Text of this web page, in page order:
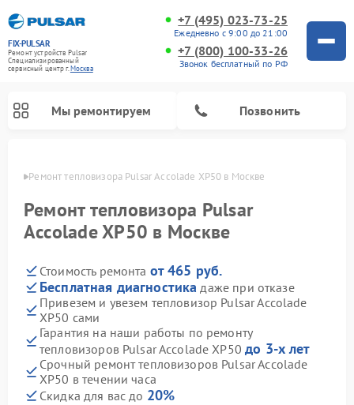
FIX-PULSAR
Ремонт устройств Pulsar
Специализированный
cервисный центр г.Москва
+7 (495) 023-73-25
Ежедневно с 9:00 до 21:00
+7 (800) 100-33-26
Звонок бесплатный по РФ
Мы ремонтируем Позвонить
Ремонт тепловизора Pulsar Accolade XP50 в Москве
Ремонт тепловизора Pulsar
Accolade XP50 в Москве
Стоимость ремонта от 465 руб.
Бесплатная диагностика даже при отказе
Привезем и увезем тепловизор Pulsar Accolade
XP50 сами
Гарантия на наши работы по ремонту
тепловизоров Pulsar Accolade XP50до 3-х лет
Срочный ремонт тепловизоров Pulsar Accolade
XP50 в течении часа
Скидка для вас до 20%